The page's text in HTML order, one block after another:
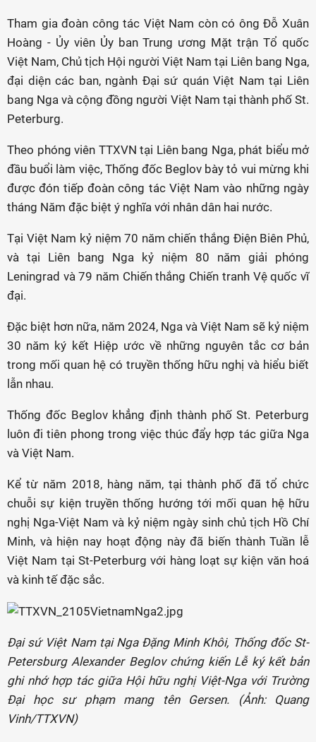
Tham gia đoàn công tác Việt Nam còn có ông Đỗ Xuân
Hoàng - Ủy viên Ủy ban Trung ương Mặt trận Tổ quốc
Việt Nam, Chủ tịch Hội người Việt Nam tại Liên bang Nga,
đại diện các ban, ngành Đại sứ quán Việt Nam tại Liên
bang Nga và cộng đồng người Việt Nam tại thành phố St.
Peterburg.
Theo phóng viên TTXVN tại Liên bang Nga, phát biểu mở
đầu buổi làm việc, Thống đốc Beglov bày tỏ vui mừng khi
được đón tiếp đoàn công tác Việt Nam vào những ngày
tháng Năm đặc biệt ý nghĩa với nhân dân hai nước.
Tại Việt Nam kỷ niệm 70 năm chiến thắng Điện Biên Phủ,
và tại Liên bang Nga kỷ niệm 80 năm giải phóng
Leningrad và 79 năm Chiến thắng Chiến tranh Vệ quốc vĩ
đại.
Đặc biệt hơn nữa, năm 2024, Nga và Việt Nam sẽ kỷ niệm
30 năm ký kết Hiệp ước về những nguyên tắc cơ bản
trong mối quan hệ có truyền thống hữu nghị và hiểu biết
lẫn nhau.
Thống đốc Beglov khẳng định thành phố St. Peterburg
luôn đi tiên phong trong việc thúc đẩy hợp tác giữa Nga
và Việt Nam.
Kể từ năm 2018, hàng năm, tại thành phố đã tổ chức
chuỗi sự kiện truyền thống hướng tới mối quan hệ hữu
nghị Nga-Việt Nam và kỷ niệm ngày sinh chủ tịch Hồ Chí
Minh, và hiện nay hoạt động này đã biến thành Tuần lễ
Việt Nam tại St-Peterburg với hàng loạt sự kiện văn hoá
và kinh tế đặc sắc.
Đại sứ Việt Nam tại Nga Đặng Minh Khôi, Thống đốc St-
Petersburg Alexander Beglov chứng kiến Lễ ký kết bản
ghi nhớ hợp tác giữa Hội hữu nghị Việt-Nga với Trường
Đại học sư phạm mang tên Gersen. (Ảnh: Quang
Vinh/TTXVN)